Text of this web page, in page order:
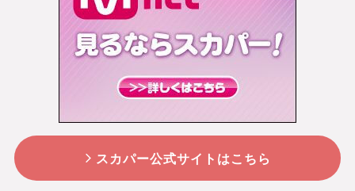
スカパー公式サイトはこちら